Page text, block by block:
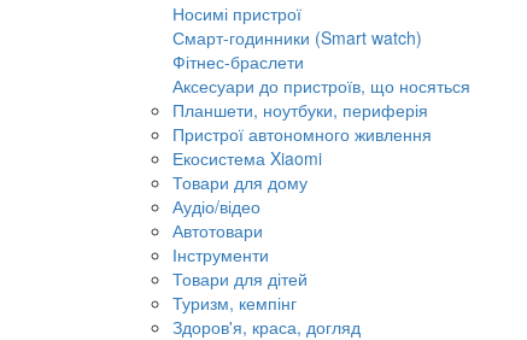
Носимі пристрої
Смарт-годинники (Smart watch)
Фітнес-браслети
Аксесуари до пристроїв, що носяться
Планшети, ноутбуки, периферія
Пристрої автономного живлення
Екосистема Xiaomi
Товари для дому
Аудіо/відео
Автотовари
Інструменти
Товари для дітей
Туризм, кемпінг
Здоров'я, краса, догляд